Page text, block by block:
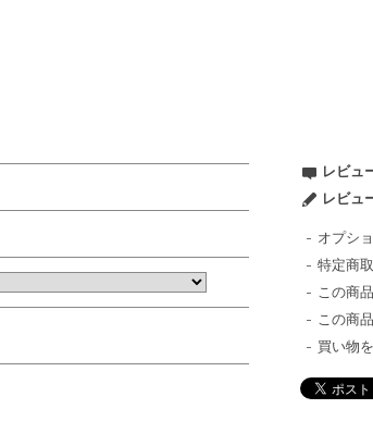
レビュ
レビュ
オプシ
特定商
この商
この商
買い物